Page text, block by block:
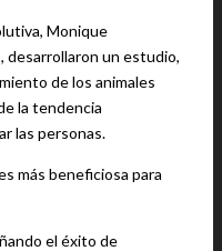
Monique
desarrollaron un estudio,
de los animales
la tendencia
las personas.
más beneficiosa para
el éxito de